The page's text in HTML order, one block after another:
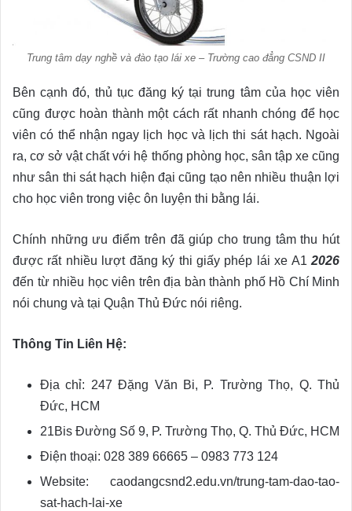
Trung tâm dạy nghề và đào tạo lái xe – Trường cao đẳng CSND II
Bên cạnh đó, thủ tục đăng ký tại trung tâm của học viên
cũng được hoàn thành một cách rất nhanh chóng để học
viên có thể nhận ngay lịch học và lịch thi sát hạch. Ngoài
ra, cơ sở vật chất với hệ thống phòng học, sân tập xe cũng
như sân thi sát hạch hiện đại cũng tạo nên nhiều thuận lợi
cho học viên trong việc ôn luyện thi bằng lái.
Chính những ưu điểm trên đã giúp cho trung tâm thu hút
được rất nhiều lượt đăng ký thi giấy phép lái xe A1 2026
đến từ nhiều học viên trên địa bàn thành phố Hồ Chí Minh
nói chung và tại Quận Thủ Đức nói riêng.
Thông Tin Liên Hệ:
Địa chỉ: 247 Đặng Văn Bi, P. Trường Thọ, Q. Thủ
Đức, HCM
21Bis Đường Số 9, P. Trường Thọ, Q. Thủ Đức, HCM
Điện thoại: 028 389 66665 – 0983 773 124
Website: caodangcsnd2.edu.vn/trung-tam-dao-tao-
sat-hach-lai-xe